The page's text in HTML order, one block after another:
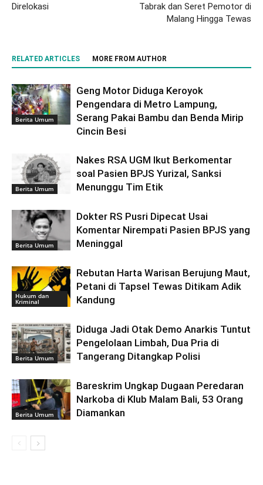
Direlokasi
Tabrak dan Seret Pemotor di
Malang Hingga Tewas
RELATED ARTICLES MORE FROM AUTHOR
Berita Umum
Geng Motor Diduga Keroyok
Pengendara di Metro Lampung,
Serang Pakai Bambu dan Benda Mirip
Cincin Besi
Berita Umum
Nakes RSA UGM Ikut Berkomentar
soal Pasien BPJS Yurizal, Sanksi
Menunggu Tim Etik
Berita Umum
Dokter RS Pusri Dipecat Usai
Komentar Nirempati Pasien BPJS yang
Meninggal
Hukum dan
Kriminal
Rebutan Harta Warisan Berujung Maut,
Petani di Tapsel Tewas Ditikam Adik
Kandung
Berita Umum
Diduga Jadi Otak Demo Anarkis Tuntut
Pengelolaan Limbah, Dua Pria di
Tangerang Ditangkap Polisi
Berita Umum
Bareskrim Ungkap Dugaan Peredaran
Narkoba di Klub Malam Bali, 53 Orang
Diamankan